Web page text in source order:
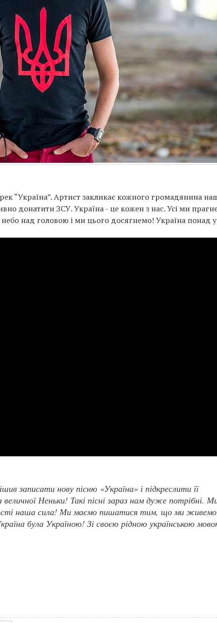
“Україна”. Артист закликає кожного громадянина
донатити ЗСУ. Україна - це кожен з нас. Усі ми
над головою і ми цього досягнемо! Україна понад
записати нову пісню «Україна» і підкреслити її
величної Неньки! Такі пісні зараз нам дуже потрібні.
наша сила! Ми маємо пишатися тим, що ми
була Україною! Зі своєю рідною українською